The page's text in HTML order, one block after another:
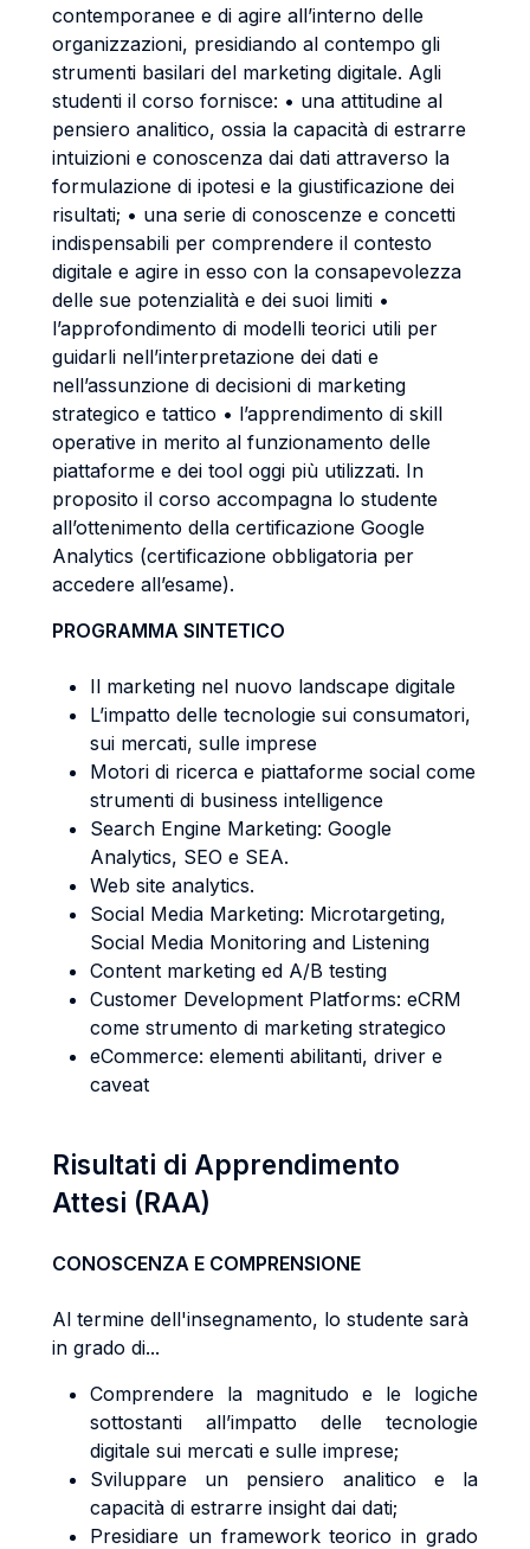
contemporanee e di agire all’interno delle
organizzazioni, presidiando al contempo gli
strumenti basilari del marketing digitale. Agli
studenti il corso fornisce: • una attitudine al
pensiero analitico, ossia la capacità di estrarre
intuizioni e conoscenza dai dati attraverso la
formulazione di ipotesi e la giustificazione dei
risultati; • una serie di conoscenze e concetti
indispensabili per comprendere il contesto
digitale e agire in esso con la consapevolezza
delle sue potenzialità e dei suoi limiti •
l’approfondimento di modelli teorici utili per
guidarli nell’interpretazione dei dati e
nell’assunzione di decisioni di marketing
strategico e tattico • l’apprendimento di skill
operative in merito al funzionamento delle
piattaforme e dei tool oggi più utilizzati. In
proposito il corso accompagna lo studente
all’ottenimento della certificazione Google
Analytics (certificazione obbligatoria per
accedere all’esame).
PROGRAMMA SINTETICO
Il marketing nel nuovo landscape digitale
L’impatto delle tecnologie sui consumatori,
sui mercati, sulle imprese
Motori di ricerca e piattaforme social come
strumenti di business intelligence
Search Engine Marketing: Google
Analytics, SEO e SEA.
Web site analytics.
Social Media Marketing: Microtargeting,
Social Media Monitoring and Listening
Content marketing ed A/B testing
Customer Development Platforms: eCRM
come strumento di marketing strategico
eCommerce: elementi abilitanti, driver e
caveat
Risultati di Apprendimento
Attesi (RAA)
CONOSCENZA E COMPRENSIONE
Al termine dell'insegnamento, lo studente sarà
in grado di...
Comprendere la magnitudo e le logiche
sottostanti all’impatto delle tecnologie
digitale sui mercati e sulle imprese;
Sviluppare un pensiero analitico e la
capacità di estrarre insight dai dati;
Presidiare un framework teorico in grado